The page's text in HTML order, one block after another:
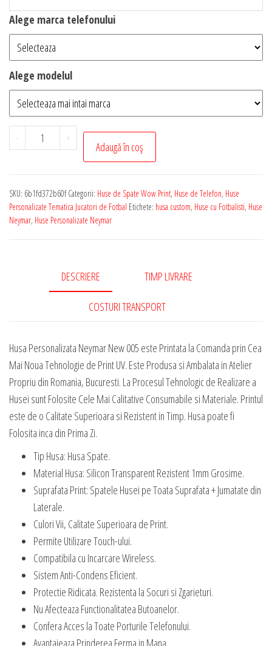
Alege marca telefonului
Alege modelul
-
Cantitate
Husa
Personalizata
cu
+
Adaugă în coș
SKU: 6b1fd372b60f Categorii: Huse de Spate Wow Print, Huse de Telefon, Huse
Personalizate Tematica Jucatori de Fotbal Etichete: husa custom, Huse cu Fotbalisti, Huse
Neymar, Huse Personalizate Neymar
DESCRIERE TIMP LIVRARE
COSTURI TRANSPORT
Husa Personalizata Neymar New 005 este Printata la Comanda prin Cea
Mai Noua Tehnologie de Print UV. Este Produsa si Ambalata in Atelier
Propriu din Romania, Bucuresti. La Procesul Tehnologic de Realizare a
Husei sunt Folosite Cele Mai Calitative Consumabile si Materiale. Printul
este de o Calitate Superioara si Rezistent in Timp. Husa poate fi
Folosita inca din Prima Zi.
Tip Husa: Husa Spate.
Material Husa: Silicon Transparent Rezistent 1mm Grosime.
Suprafata Print: Spatele Husei pe Toata Suprafata + Jumatate din
Laterale.
Culori Vii, Calitate Superioara de Print.
Permite Utilizare Touch-ului.
Compatibila cu Incarcare Wireless.
Sistem Anti-Condens Eficient.
Protectie Ridicata. Rezistenta la Socuri si Zgarieturi.
Nu Afecteaza Functionalitatea Butoanelor.
Confera Acces la Toate Porturile Telefonului.
Avantajeaza Prinderea Ferma in Mana.